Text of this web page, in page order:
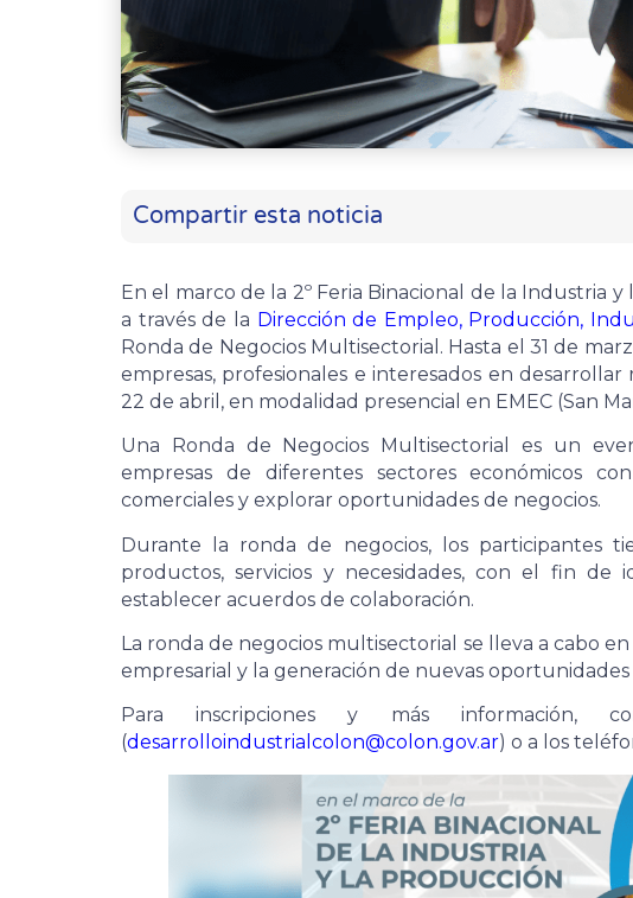
Compartir esta noticia
En el marco de la 2º Feria Binacional de la Industria
a través de la Dirección de Empleo, Producción,
Ronda de Negocios Multisectorial. Hasta el 31 de
empresas, profesionales e interesados en
22 de abril, en modalidad presencial en EMEC (San
Una Ronda de Negocios Multisectorial es un
empresas de diferentes sectores económicos
comerciales y explorar oportunidades de negocios.
Durante la ronda de negocios, los participantes
productos, servicios y necesidades, con el fin de
establecer acuerdos de colaboración.
La ronda de negocios multisectorial se lleva a cabo
empresarial y la generación de nuevas oportunidades
Para inscripciones y más información,
(desarrolloindustrialcolon@colon.gov.ar) o a los